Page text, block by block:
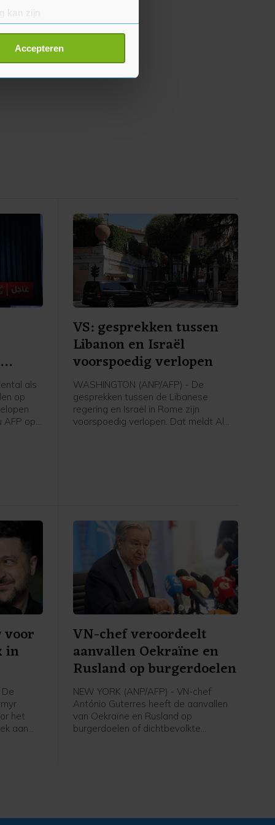
kan zijn
detailgedeelte
Accepteren
als
op
AFP op
VS: gesprekken tussen
Libanon en Israël
voorspoedig verlopen
WASHINGTON (ANP/AFP) - De
gesprekken tussen de Libanese
regering en Israël in Rome zijn
voorspoedig verlopen. Dat meldt Al
voor
in
De
het
aan
VN-chef veroordeelt
aanvallen Oekraïne en
Rusland op burgerdoelen
NEW YORK (ANP/AFP) - VN-chef
António Guterres heeft de aanvallen
van Oekraïne en Rusland op
burgerdoelen of dichtbevolkte